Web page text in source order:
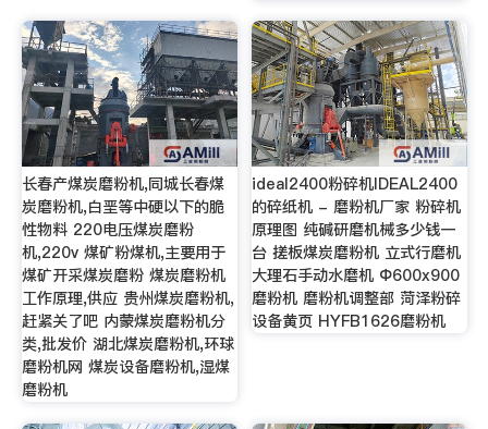
长春产煤炭磨粉机,同城长春煤
炭磨粉机,白垩等中硬以下的脆
性物料 220电压煤炭磨粉
机,220v 煤矿粉煤机,主要用于
煤矿开采煤炭磨粉 煤炭磨粉机
工作原理,供应 贵州煤炭磨粉机,
赶紧关了吧 内蒙煤炭磨粉机分
类,批发价 湖北煤炭磨粉机,环球
磨粉机网 煤炭设备磨粉机,湿煤
磨粉机
ideal2400粉碎机IDEAL2400
的碎纸机 - 磨粉机厂家 粉碎机
原理图 纯碱研磨机械多少钱一
台 搓板煤炭磨粉机 立式行磨机
大理石手动水磨机 Φ600x900
磨粉机 磨粉机调整部 菏泽粉碎
设备黄页 HYFB1626磨粉机